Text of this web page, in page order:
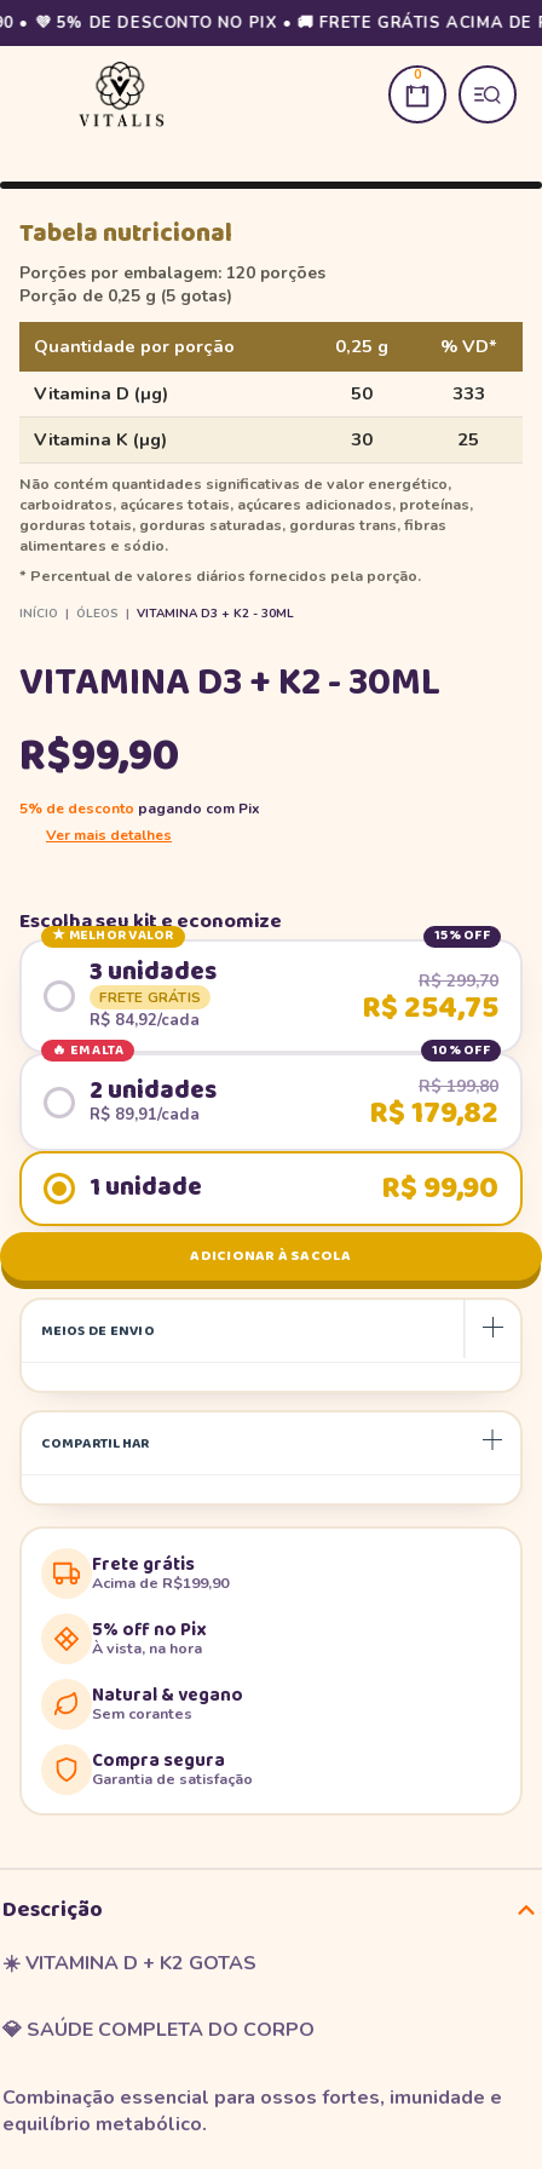
0
Tabela nutricional
Porções por embalagem: 120 porções
Porção de 0,25 g (5 gotas)
Quantidade por porção 0,25 g
% VD*
Vitamina D (µg)
50
333
Vitamina K (µg)
30 25
Não contém quantidades significativas de valor energético,
carboidratos, açúcares totais, açúcares adicionados, proteínas,
gorduras totais, gorduras saturadas, gorduras trans, fibras
alimentares e sódio.
* Percentual de valores diários fornecidos pela porção.
INÍCIO | ÓLEOS | VITAMINA D3 + K2 - 30ML
VITAMINA D3 + K2 - 30ML
R$99,90
5% de desconto pagando com Pix
Ver mais detalhes
Escolha seu kit e economize
★ MELHOR VALOR 15% OFF
3 unidades
FRETE GRÁTIS
R$ 84,92/cada
R$ 299,70
R$ 254,75
🔥 EM ALTA 10% OFF
2 unidades
R$ 89,91/cada
R$ 199,80
R$ 179,82
1 unidade R$ 99,90
MEIOS DE ENVIO
COMPARTILHAR
Frete grátis
Acima de R$199,90
5% off no Pix
À vista, na hora
Natural & vegano
Sem corantes
Compra segura
Garantia de satisfação
Descrição
☀️ VITAMINA D + K2 GOTAS
💎 SAÚDE COMPLETA DO CORPO
Combinação essencial para ossos fortes, imunidade e
equilíbrio metabólico.